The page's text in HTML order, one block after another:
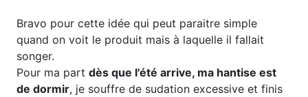
Bravo pour cette idée qui peut paraitre simple
quand on voit le produit mais à laquelle il fallait
songer.
Pour ma part dès que l'été arrive, ma hantise est
de dormir, je souffre de sudation excessive et finis